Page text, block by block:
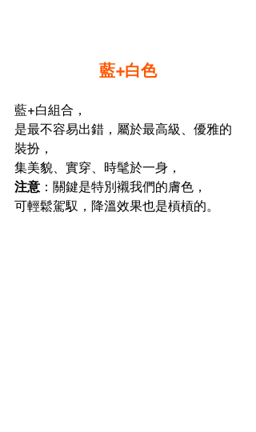
藍+白色
藍+白組合，
是最不容易出錯，屬於最高級、優雅的
裝扮，
集美貌、實穿、時髦於一身，
注意：關鍵是特別襯我們的膚色，
可輕鬆駕馭，降溫效果也是槓槓的。